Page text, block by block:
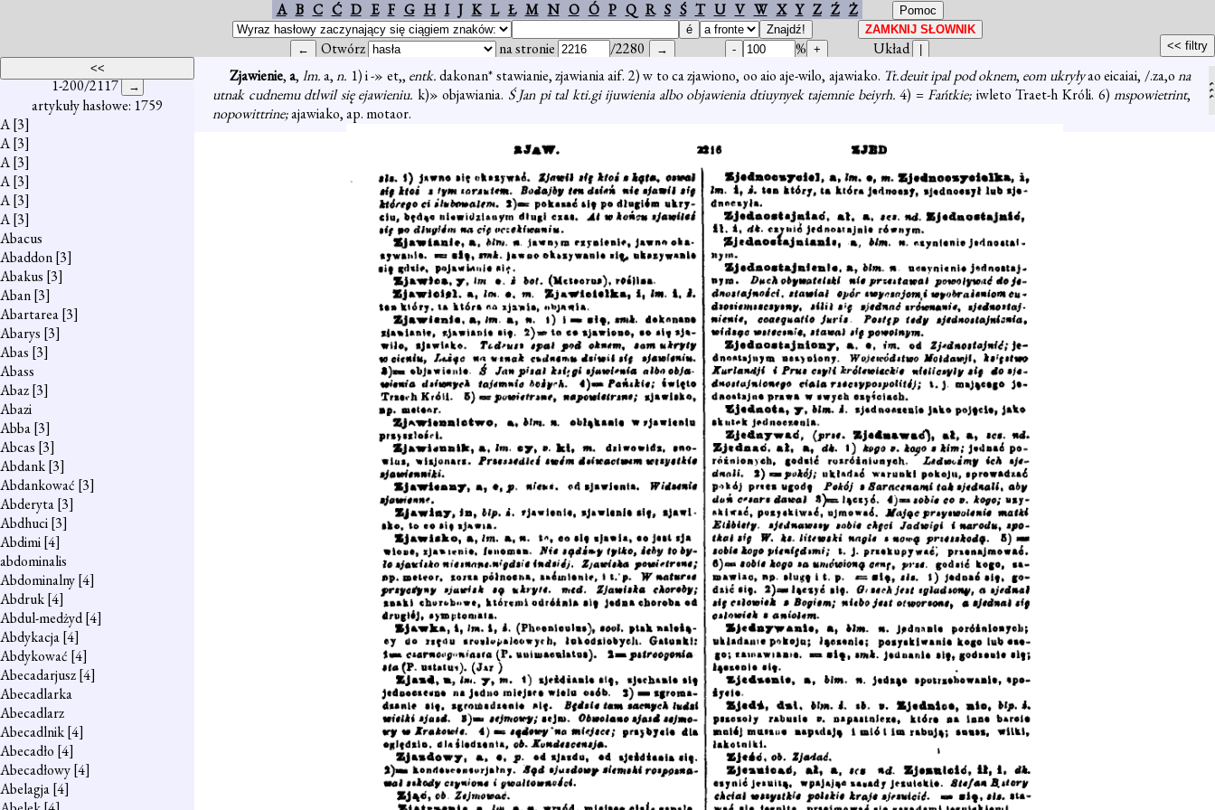
A B C Ć D E F G H I J K L Ł M N O Ó P Q R S Ś T U V W X Y Z Ź Ż
Otwórz na stronie /2280 %
Układ
1-200/2117
artykuły hasłowe: 1759
A[3]
A[3]
A[3]
A[3]
A[3]
A[3]
Abacus
Abaddon[3]
Abakus [3]
Aban[3]
Abartarea[3]
Abarys [3]
Abas [3]
Abass
Abaz[3]
Abazi
Abba[3]
Abcas [3]
Abdank[3]
Abdankować [3]
Abderyta[3]
Abdhuci[3]
Abdimi[4]
abdominalis
Abdominalny[4]
Abdruk[4]
Abdul-medżyd[4]
Abdykacja[4]
Abdykować [4]
Abecadarjusz[4]
Abecadlarka
Abecadlarz
Abecadlnik[4]
Abecadło [4]
Abecadłowy[4]
Abelagja[4]
Zjawienie,a, lm.a,n. 1) i -» et,, entk.dakonan* stawianie, zjawiania aif. 2) w to ca zjawiono, oo aio aje-wilo, ajawiako. Tt.deuit ipal pod oknem, eom ukryłyao eicaiai, /.za,ona
utnak cudnemu dtlwil się ejawieniu. k)» objawiania. Ś Jan pi tal kti.gi ijuwienia albo objawienia dtiuynyek tajemnie beiyrh.4) =Fańtkie; iwleto Traet-h Króli. 6)mspowietrint,
nopowittrine;ajawiako, ap. motaor.